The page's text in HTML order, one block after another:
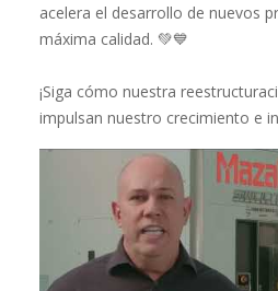
acelera el desarrollo de nuevos
máxima calidad. 💚💙
¡Siga cómo nuestra
impulsan nuestro crecimiento e